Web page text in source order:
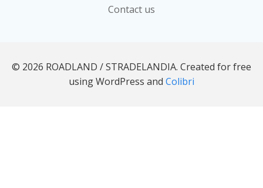
Contact us
© 2026 ROADLAND / STRADELANDIA. Created for free
using WordPress and Colibri